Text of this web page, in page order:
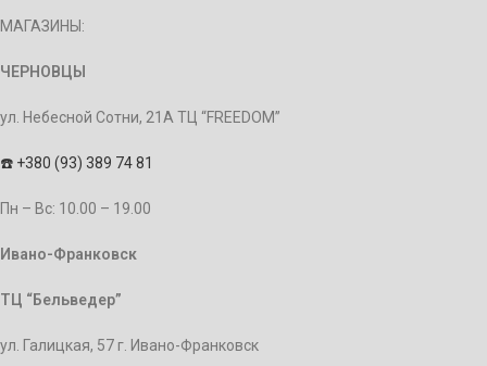
МАГАЗИНЫ:
ЧЕРНОВЦЫ
ул. Небесной Сотни, 21А ТЦ “FREEDOM”
☎️ +380 (93) 389 74 81
Пн – Bc: 10.00 – 19.00
Ивано-Франковск
ТЦ “Бельведер”
ул. Галицкая, 57 г. Ивано-Франковск